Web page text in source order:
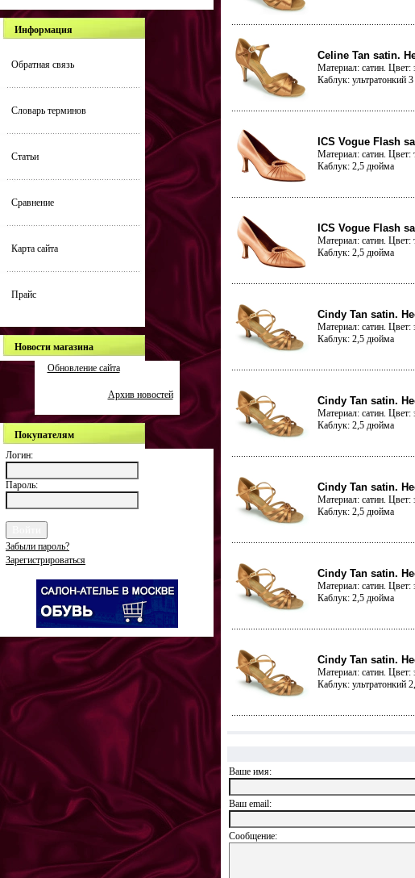
Информация
Обратная связь
Словарь терминов
Статьи
Сравнение
Карта сайта
Прайс
Новости магазина
Обновление сайта
Архив новостей
Покупателям
Логин:
Пароль:
Забыли пароль?
Зарегистрироваться
Celine Tan satin.
Материал: сатин. Цвет:
Каблук: ультратонкий
ICS Vogue Flash
Материал: сатин. Цвет:
Каблук: 2,5 дюйма
ICS Vogue Flash
Материал: сатин. Цвет:
Каблук: 2,5 дюйма
Cindy Tan satin.
Материал: сатин. Цвет:
Каблук: 2,5 дюйма
Cindy Tan satin.
Материал: сатин. Цвет:
Каблук: 2,5 дюйма
Cindy Tan satin.
Материал: сатин. Цвет:
Каблук: 2,5 дюйма
Cindy Tan satin.
Материал: сатин. Цвет:
Каблук: 2,5 дюйма
Cindy Tan satin.
Материал: сатин. Цвет:
Каблук: ультратонкий
Ваше имя:
Ваш еmail:
Сообщение: